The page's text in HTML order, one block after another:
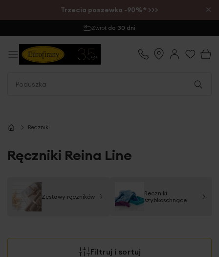
Trzecia poszewka -90%* >>> ×
Wysyłka 1-2 dni
Ręczniki
Ręczniki Reina Line
Zestawy ręczników
Ręczniki
szybkoschnące
Filtruj i sortuj